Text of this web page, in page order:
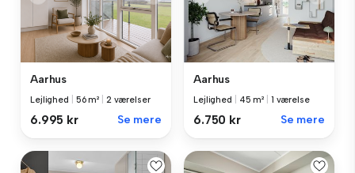
Aarhus
Lejlighed 56 m² 2 værelser
6.995 kr Se mere
Aarhus
Lejlighed 45 m² 1 værelse
6.750 kr Se mere